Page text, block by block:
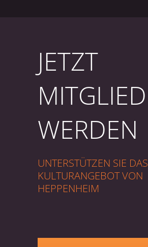
JETZT
MITGLIED
WERDEN
UNTERSTÜTZEN SIE DAS
KULTURANGEBOT VON
HEPPENHEIM